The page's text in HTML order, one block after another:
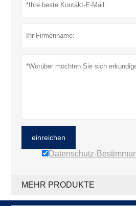
einreichen
Datenschutz-
MEHR PRODUKTE